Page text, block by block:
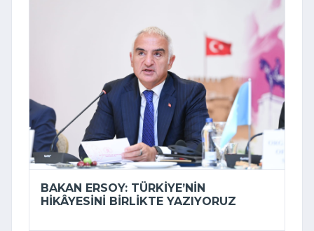
BAKAN ERSOY: TÜRKIYE’NIN
HIKÂYESINI BIRLIKTE YAZIYORUZ